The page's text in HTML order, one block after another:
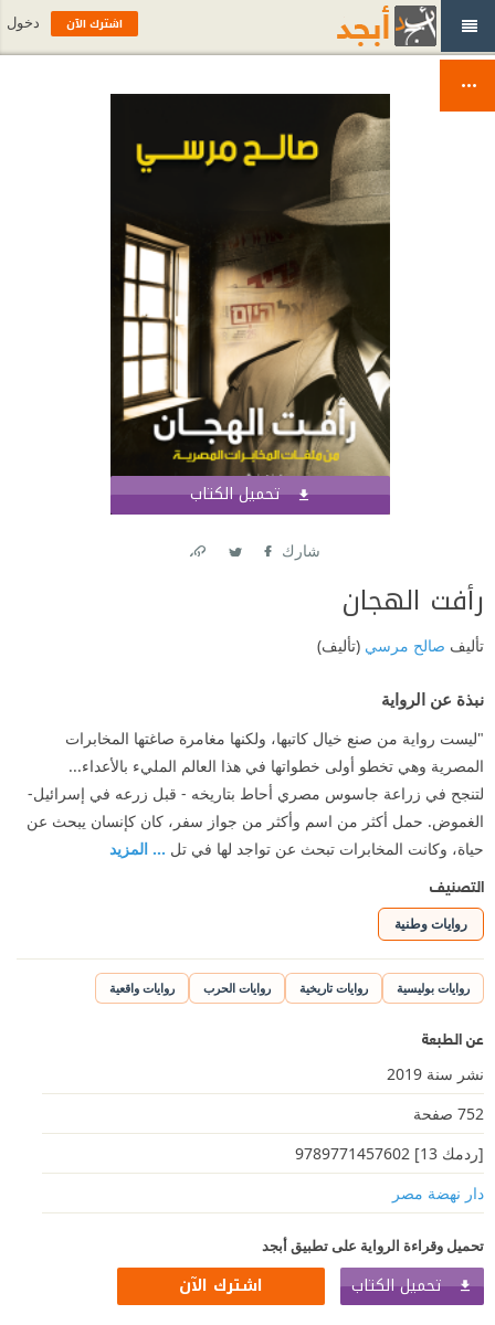
تحميل الكتاب
شارك
رأفت الهجان
تأليف صالح مرسي (تأليف)
نبذة عن الرواية
"ليست رواية من صنع خيال كاتبها، ولكنها مغامرة صاغتها المخابرات
المصرية وهي تخطو أولى خطواتها في هذا العالم المليء بالأعداء...
لتنجح في زراعة جاسوس مصري أحاط بتاريخه - قبل زرعه في إسرائيل-
الغموض. حمل أكثر من اسم وأكثر من جواز سفر، كان كإنسان يبحث عن
حياة، وكانت المخابرات تبحث عن تواجد لها في تل ... المزيد
التصنيف
روايات وطنية
روايات بوليسية روايات تاريخية روايات الحرب روايات واقعية
عن الطبعة
نشر سنة 2019
752 صفحة
[ردمك 13] 9789771457602
دار نهضة مصر
تحميل وقراءة الرواية على تطبيق أبجد
تحميل الكتاب اشترك الآن
اشترك الآن دخول